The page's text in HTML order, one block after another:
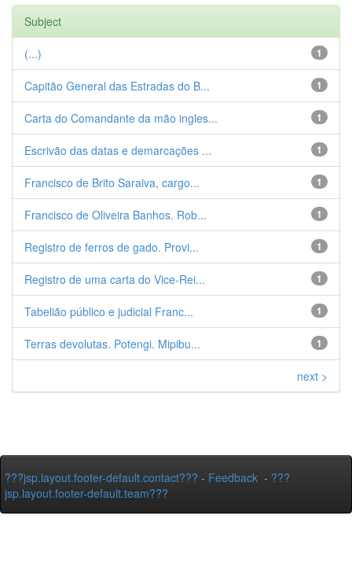
Subject
1
(...)
1
Capitão General das Estradas do B...
1
Carta do Comandante da mão ingles...
1
Escrivão das datas e demarcações ...
1
Francisco de Brito Saraiva, cargo...
1
Francisco de Oliveira Banhos. Rob...
1
Registro de ferros de gado. Provi...
1
Registro de uma carta do Vice-Rei...
1
Tabelião público e judicial Franc...
1
Terras devolutas. Potengi. Mipibu...
next >
???jsp.layout.footer-default.contact??? - Feedback - ???
jsp.layout.footer-default.team???